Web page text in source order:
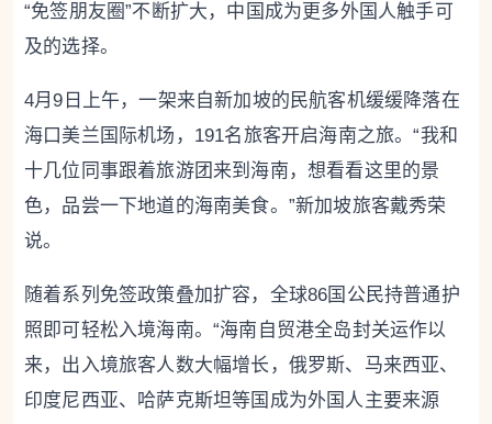
“免签朋友圈”不断扩大，中国成为更多外国人触手可
及的选择。
4月9日上午，一架来自新加坡的民航客机缓缓降落在
海口美兰国际机场，191名旅客开启海南之旅。“我和
十几位同事跟着旅游团来到海南，想看看这里的景
色，品尝一下地道的海南美食。”新加坡旅客戴秀荣
说。
随着系列免签政策叠加扩容，全球86国公民持普通护
照即可轻松入境海南。“海南自贸港全岛封关运作以
来，出入境旅客人数大幅增长，俄罗斯、马来西亚、
印度尼西亚、哈萨克斯坦等国成为外国人主要来源